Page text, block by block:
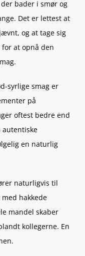
bader i smør og
Det er lettest at
og at tage sig
at opnå den
syrlige smag er
på
oftest bedre end
autentiske
en naturlig
naturligvis til
hakkede
mandel skaber
kollegerne. En